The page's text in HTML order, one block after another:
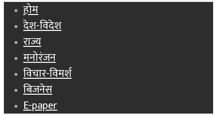
होम
देश-विदेश
राज्य
मनोरंजन
विचार-विमर्श
बिजनेस
E-paper